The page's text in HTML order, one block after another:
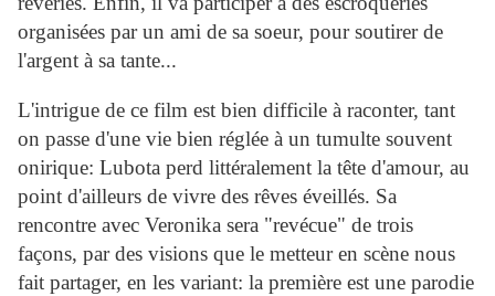
organisées par un ami de sa soeur, pour soutirer de
l'argent à sa tante...
L'intrigue de ce film est bien difficile à raconter, tant
on passe d'une vie bien réglée à un tumulte souvent
onirique: Lubota perd littéralement la tête d'amour, au
point d'ailleurs de vivre des rêves éveillés. Sa
rencontre avec Veronika sera "revécue" de trois
façons, par des visions que le metteur en scène nous
fait partager, en les variant: la première est une parodie